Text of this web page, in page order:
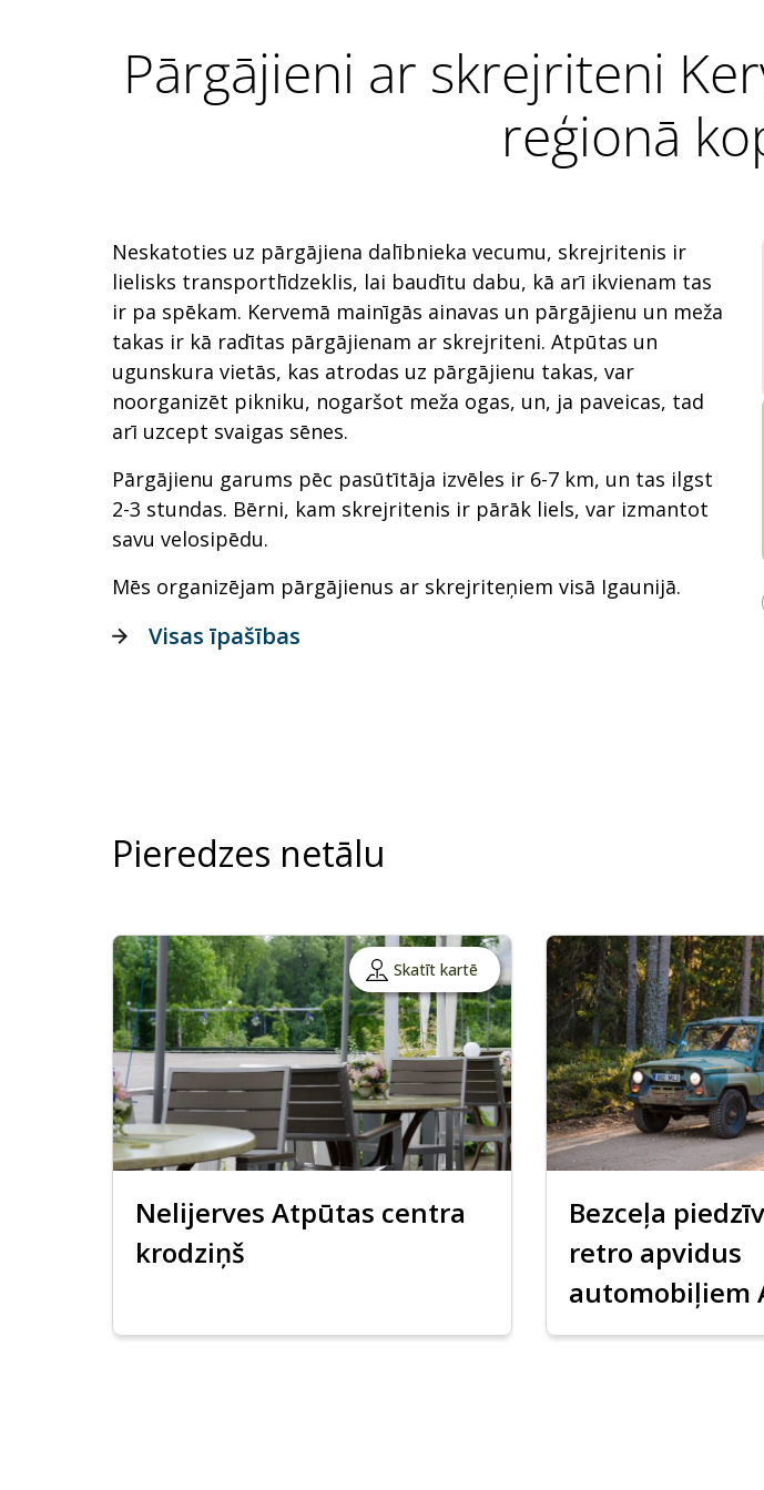
Pārgājieni ar skrejriteni
reģionā
Neskatoties uz pārgājiena dalībnieka vecumu, skrejritenis ir
lielisks transportlīdzeklis, lai baudītu dabu, kā arī ikvienam tas
ir pa spēkam. Kervemā mainīgās ainavas un pārgājienu un meža
takas ir kā radītas pārgājienam ar skrejriteni. Atpūtas un
ugunskura vietās, kas atrodas uz pārgājienu takas, var
noorganizēt pikniku, nogaršot meža ogas, un, ja paveicas, tad
arī uzcept svaigas sēnes.
Pārgājienu garums pēc pasūtītāja izvēles ir 6-7 km, un tas ilgst
2-3 stundas. Bērni, kam skrejritenis ir pārāk liels, var izmantot
savu velosipēdu.
Mēs organizējam pārgājienus ar skrejriteņiem visā Igaunijā.
Visas īpašības
Pieredzes netālu
Skatīt kartē
Nelijerves Atpūtas centra
krodziņš
Bezceļa
retro apvidus
automobiļiem